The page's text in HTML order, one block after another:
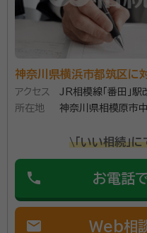
神奈川県横浜市都筑区に
アクセス
JR相模線「番田」
て約８分
所在地 神奈川県相模原市中
\「いい相続」
phone お電話
mail Web相